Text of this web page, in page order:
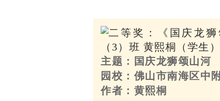
主题：国庆龙狮颂山河
园校：佛山市南海区中
作者：黄熙桐